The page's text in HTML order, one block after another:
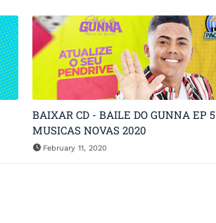
BAIXAR CD - BAILE DO GUNNA EP 5
MUSICAS NOVAS 2020
February 11, 2020